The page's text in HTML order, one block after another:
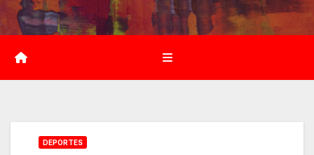
Saltar
al
contenido
DEPORTES